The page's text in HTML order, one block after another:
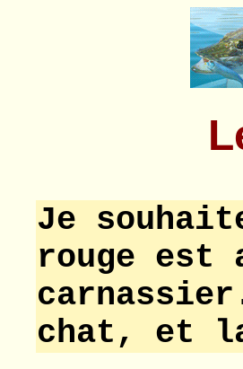
Je
rouge est
chat, et